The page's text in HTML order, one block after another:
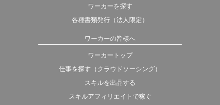
ワーカーを探す
各種書類発行（法人限定）
ワーカーの皆様へ
ワーカートップ
仕事を探す（クラウドソーシング）
スキルを出品する
スキルアフィリエイトで稼ぐ